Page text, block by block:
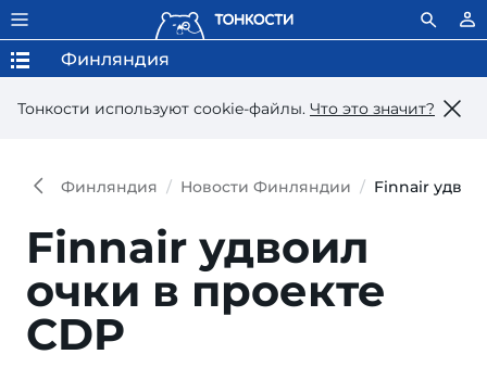
Тонкости используют сookie-файлы. Что это значит?
Финляндия
Финляндия Новости Финляндии Finnair
Finnair удвоил
очки в проекте
CDP